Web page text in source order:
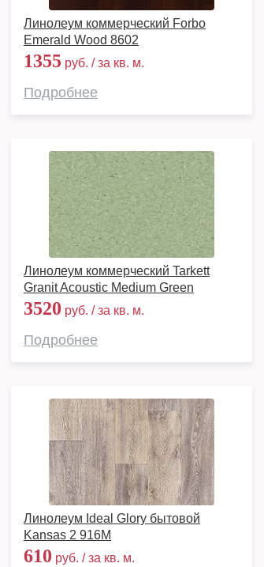
Линолеум коммерческий Forbo
Emerald Wood 8602
1355 руб. / за кв. м.
Подробнее
Линолеум коммерческий Tarkett
Granit Acoustic Medium Green
3520 руб. / за кв. м.
Подробнее
Линолеум Ideal Glory бытовой
Kansas 2 916M
610 руб. / за кв. м.